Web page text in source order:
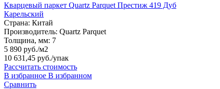
Кварцевый паркет Quartz Parquet Престиж 419 Дуб
Карельский
Страна: Китай
Производитель: Quartz Parquet
Толщина, мм: 7
5 890 руб./м2
10 631,45 руб./упак
Рассчитать стоимость
В избранное В избранном
Сравнить